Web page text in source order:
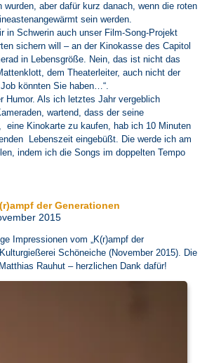
wurden, aber dafür kurz danach, wenn die roten
sein werden.
in Schwerin auch unser Film-Song-Projekt
sichern will – an der Kinokasse des Capitol
in Lebensgröße. Nein, das ist nicht das
dem Theaterleiter, auch nicht der
könnten Sie haben…“.
Humor. Als ich letztes Jahr vergeblich
wartend, dass der seine
eine Kinokarte zu kaufen, hab ich 10 Minuten
Lebenszeit eingebüßt. Die werde ich am
indem ich die Songs im doppelten Tempo
der Generationen
2015
Impressionen vom „K(r)ampf der
Kulturgießerei Schöneiche (November 2015). Die
Rauhut – herzlichen Dank dafür!